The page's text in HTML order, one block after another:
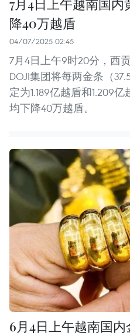
降40万越盾
04/07/2025 02:45
7月4日上午9时20分，西
DOJI集团将每两金条（
定为1.189亿越盾和1.209
均下降40万越盾。
6月4日上午越南国内